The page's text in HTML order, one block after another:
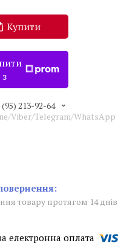
Купити
з
(95) 213-92-64
Viber/Telegram/WhatsApp
товару протягом 14 днів